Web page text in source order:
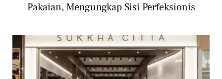
Pakaian, Mengungkap Sisi Perfeksionis